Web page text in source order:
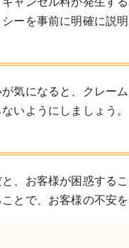
ーを事前に明確に説
気になると、クレー
いようにしましょう。
、お客様が困惑する
とで、お客様の不安を